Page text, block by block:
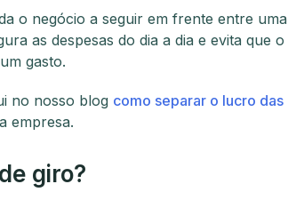
o negócio a seguir em frente entre uma
as despesas do dia a dia e evita que o
gasto.
no nosso blog como separar o lucro das
empresa.
giro?